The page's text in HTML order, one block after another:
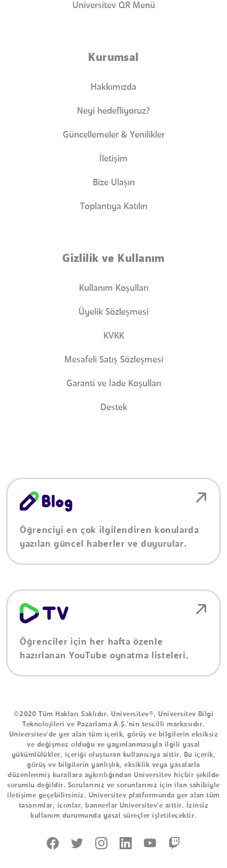
Universitev QR Menü
Kurumsal
Hakkımızda
Neyi hedefliyoruz?
Güncellemeler & Yenilikler
İletişim
Bize Ulaşın
Toplantıya Katılın
Gizlilik ve Kullanım
Kullanım Koşulları
Üyelik Sözleşmesi
KVKK
Mesafeli Satış Sözleşmesi
Garanti ve İade Koşulları
Destek
Öğrenciyi en çok ilgilendiren konularda
yazılan güncel haberler ve duyurular.
Öğrenciler için her hafta özenle
hazırlanan YouTube oynatma listeleri.
©2020 Tüm Hakları Saklıdır. Universitev®, Universitev Bilgi
Teknolojileri ve Pazarlama A.Ş.'nin tescilli markasıdır.
Universitev'de yer alan tüm içerik, görüş ve bilgilerin eksiksiz
ve değişmez olduğu ve yayınlanmasıyla ilgili yasal
yükümlülükler, içeriği oluşturan kullanıcıya aittir. Bu içerik,
görüş ve bilgilerin yanlışlık, eksiklik veya yasalarla
düzenlenmiş kurallara aykırılığından Universitev hiçbir şekilde
sorumlu değildir. Sorularınız ve sorunlarınız için ilan sahibiyle
iletişime geçebilirsiniz. Universitev platformunda yer alan tüm
tasarımlar, iconlar, bannerlar Universitev'e aittir. İzinsiz
kullanım durumunda yasal süreçler işletilecektir.